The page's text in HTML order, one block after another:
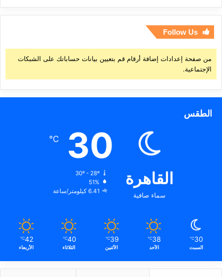
Follow Us
من صفحة إعدادات إضافة أرقام قم بتعيين بيانات حساباتك على الشبكات
الإجتماعية.
الطقس
القاهرة
سماء صافية
30
℃
30º - 28º
51%
6.41 كيلومتر/ساعة
30
℃
السبت
38
℃
الأحد
39
℃
الأثنين
40
℃
الثلاثاء
42
℃
الأربعاء